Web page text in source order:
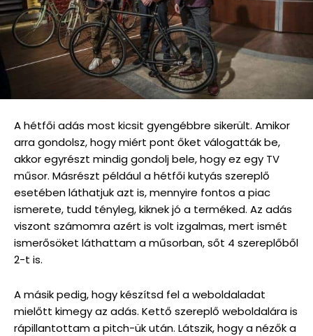
A hétfői adás most kicsit gyengébbre sikerült. Amikor
arra gondolsz, hogy miért pont őket válogatták be,
akkor egyrészt mindig gondolj bele, hogy ez egy TV
műsor. Másrészt például a hétfői kutyás szereplő
esetében láthatjuk azt is, mennyire fontos a piac
ismerete, tudd tényleg, kiknek jó a terméked. Az adás
viszont számomra azért is volt izgalmas, mert ismét
ismerősöket láthattam a műsorban, sőt 4 szereplőből
2-t is.
A másik pedig, hogy készítsd fel a weboldaladat
mielőtt kimegy az adás. Kettő szereplő weboldalára is
rápillantottam a pitch-ük után. Látszik, hogy a nézők a